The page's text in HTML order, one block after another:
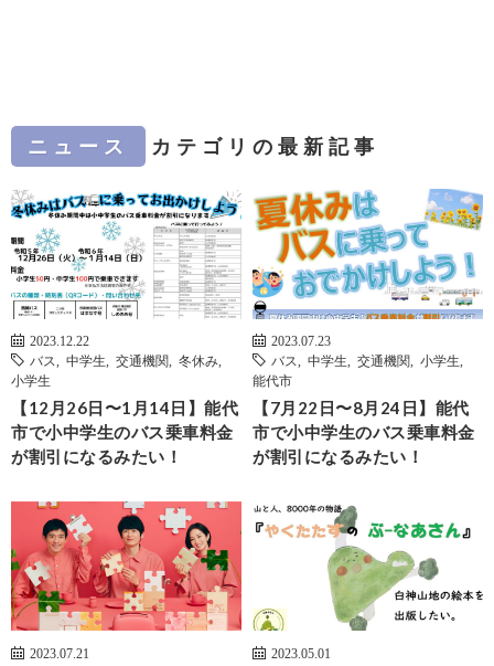
ニュース カテゴリの最新記事
2023.12.22
バス
中学生 交通機関 冬休み
小学生
【12月26日〜1月14日】能代
市で小中学生のバス乗車料金
が割引になるみたい！
2023.07.23
バス
中学生 交通機関 小学生
能代市
【7月22日〜8月24日】能代
市で小中学生のバス乗車料金
が割引になるみたい！
2023.07.21
2023.05.01